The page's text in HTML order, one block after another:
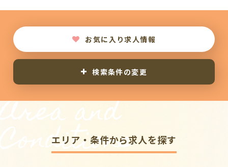
お気に入り求人情報
検索条件の変更
Area and
Conditions
エリア・条件から求人を探す